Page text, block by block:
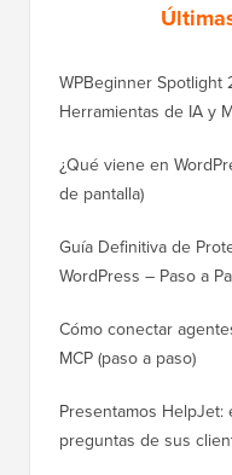
WPBeginner Spotlight
Herramientas de IA y
¿Qué viene en
de pantalla)
Guía Definitiva de
WordPress – Paso a
Cómo conectar
MCP (paso a paso)
Presentamos
preguntas de sus